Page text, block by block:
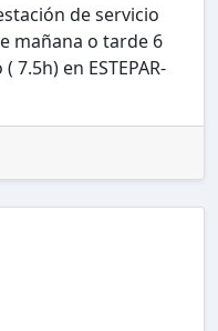
de servicio
mañana o tarde 6
en ESTEPAR-